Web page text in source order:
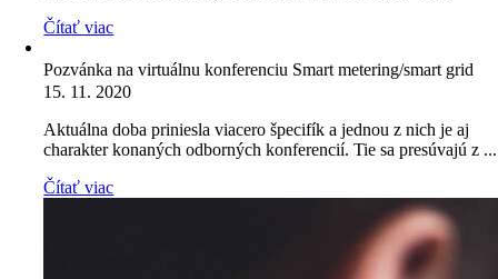
Čítať viac
Pozvánka na virtuálnu konferenciu Smart metering/smart grid
15. 11. 2020
Aktuálna doba priniesla viacero špecifík a jednou z nich je aj
charakter konaných odborných konferencií. Tie sa presúvajú z ...
Čítať viac